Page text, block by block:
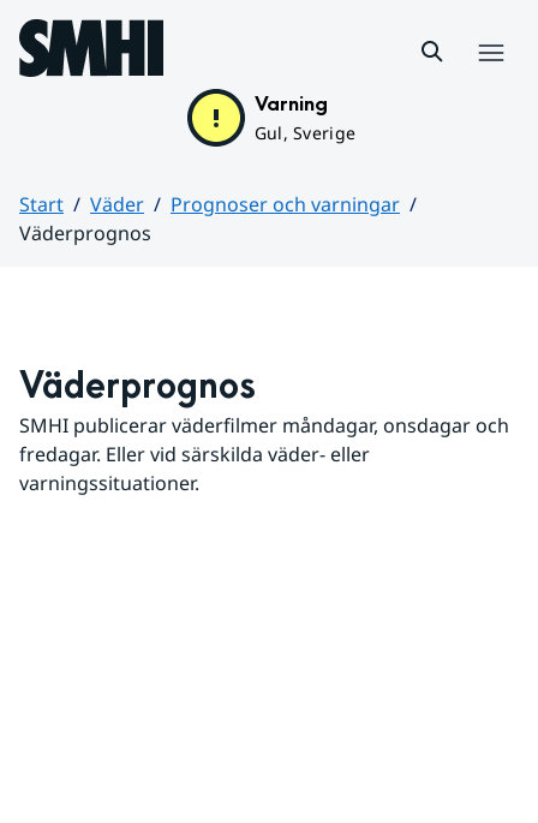
Hoppa till sidans innehåll
Varning
Gul, Sverige
Start Väder
Prognoser och varningar
Väderprognos
Väderprognos
SMHI publicerar väderfilmer måndagar, onsdagar och
fredagar. Eller vid särskilda väder- eller
varningssituationer.